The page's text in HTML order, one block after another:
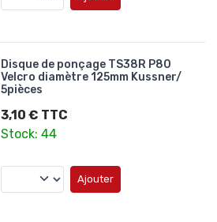
Disque de ponçage TS38R P80
Velcro diamètre 125mm Kussner/
5pièces
3,10 € TTC
Stock: 44
Ajouter